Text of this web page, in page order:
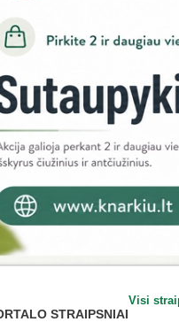
STRAIPSNIAI
Visi